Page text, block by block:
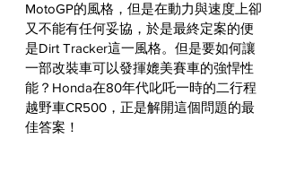
MotoGP的風格，但是在動力與速度上卻
又不能有任何妥協，於是最終定案的便
是Dirt Tracker這一風格。但是要如何讓
一部改裝車可以發揮媲美賽車的強悍性
能？Honda在80年代叱吒一時的二行程
越野車CR500，正是解開這個問題的最
佳答案！